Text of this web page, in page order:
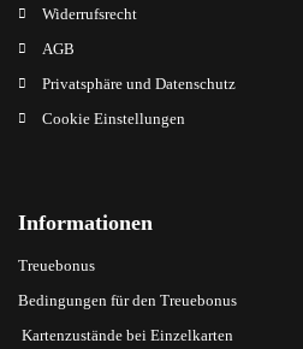
Widerrufsrecht
AGB
Privatsphäre und Datenschutz
Cookie Einstellungen
Informationen
Treuebonus
Bedingungen für den Treuebonus
Kartenzustände bei Einzelkarten